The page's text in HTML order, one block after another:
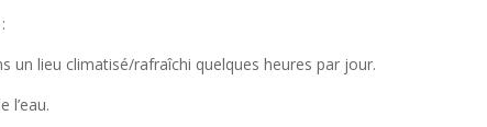
un lieu climatisé/rafraîchi quelques heures par jour.
l’eau.